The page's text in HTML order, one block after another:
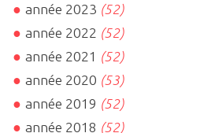
année 2023 (52)
année 2022 (52)
année 2021 (52)
année 2020 (53)
année 2019 (52)
année 2018 (52)